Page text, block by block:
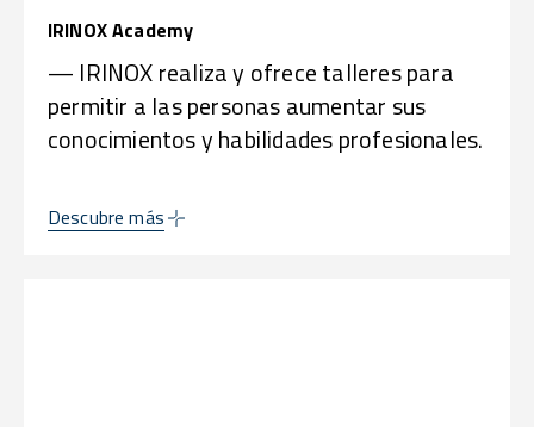
IRINOX Academy
— IRINOX realiza y ofrece talleres para
permitir a las personas aumentar sus
conocimientos y habilidades profesionales.
Descubre más